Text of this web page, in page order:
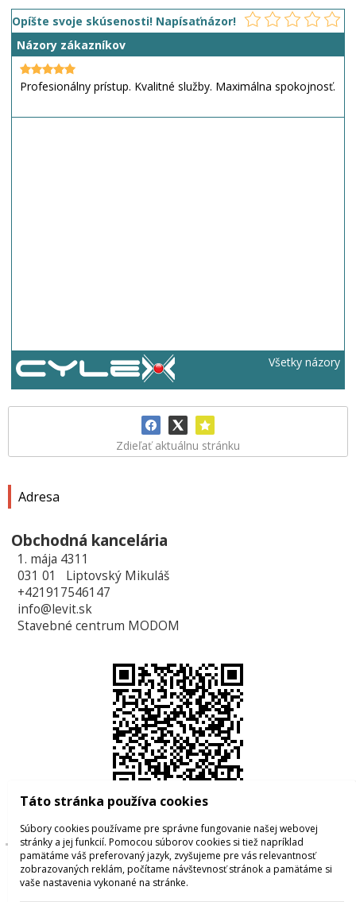
Adresa
Obchodná kancelária
1. mája 4311
031 01 Liptovský Mikuláš
+421917546147
info@levit.sk
Stavebné centrum MODOM
Opíšte svoje skúsenosti! Napísaťnázor!
Názory zákazníkov
Profesionálny prístup. Kvalitné služby. Maximálna spokojnosť.
Všetky názory
Zdieľať aktuálnu stránku
© 2026 WEXBO |www.wexbo.com|Prihlásiť
Táto stránka používa cookies
Súbory cookies používame pre správne fungovanie našej webovej
stránky a jej funkcií. Pomocou súborov cookies si tiež napríklad
pamätáme váš preferovaný jazyk, zvyšujeme pre vás relevantnosť
zobrazovaných reklám, počítame návštevnosť stránok a pamätáme si
vaše nastavenia vykonané na stránke.